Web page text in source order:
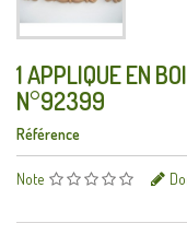
1 APPLIQUE EN
N°92399
Référence
Note